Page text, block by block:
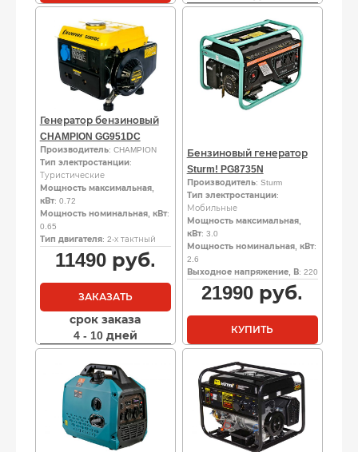
Генератор бензиновый
CHAMPION GG951DC
Производитель: CHAMPION
Тип электростанции:
Туристические
Мощность максимальная,
кВт: 0.72
Мощность номинальная, кВт:
0.65
Тип двигателя: 2-х тактный
11490руб.
ЗАКАЗАТЬ
срок заказа
4 - 10 дней
Бензиновый генератор
Sturm! PG8735N
Производитель: Sturm
Тип электростанции:
Мобильные
Мощность максимальная,
кВт: 3.0
Мощность номинальная, кВт:
2.6
Выходное напряжение, В: 220
21990 руб.
КУПИТЬ